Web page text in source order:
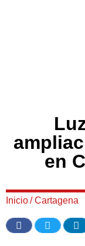
en
Inicio/ Cartagena